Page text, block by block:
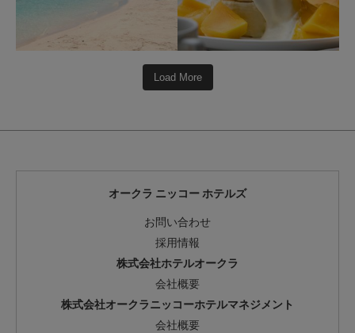
Load More
オークラ ニッコー ホテルズ
お問い合わせ
採用情報
株式会社ホテルオークラ
会社概要
株式会社オークラニッコーホテルマネジメント
会社概要